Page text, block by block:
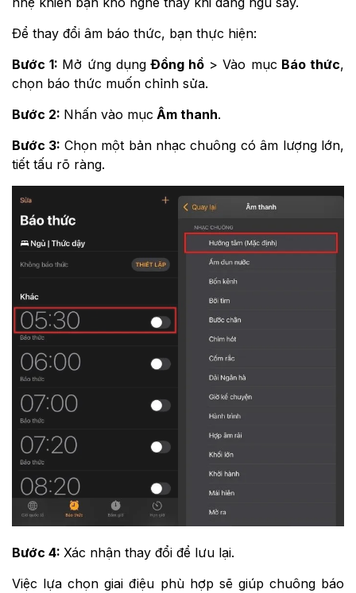
Để thay đổi âm báo thức, bạn thực hiện:
Bước 1: Mở ứng dụngĐồng hồ > Vào mục Báo thức,
chọn báo thức muốn chỉnh sửa.
Bước 2: Nhấn vào mục Âm thanh.
Bước 3: Chọn một bản nhạc chuông có âm lượng lớn,
tiết tấu rõ ràng.
Bước 4: Xác nhận thay đổi để lưu lại.
Việc lựa chọn giai điệu phù hợp sẽ giúp chuông báo